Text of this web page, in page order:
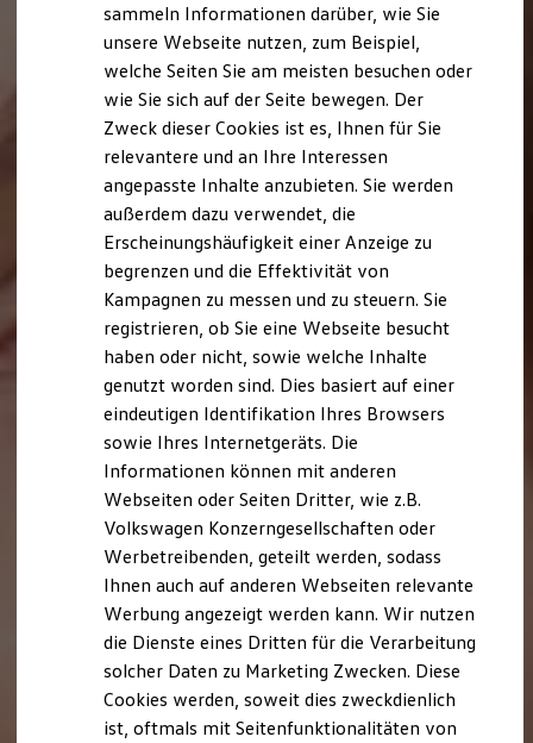
sammeln Informationen darüber, wie Sie
unsere Webseite nutzen, zum Beispiel,
welche Seiten Sie am meisten besuchen oder
wie Sie sich auf der Seite bewegen. Der
Zweck dieser Cookies ist es, Ihnen für Sie
relevantere und an Ihre Interessen
angepasste Inhalte anzubieten. Sie werden
außerdem dazu verwendet, die
Erscheinungshäufigkeit einer Anzeige zu
begrenzen und die Effektivität von
Kampagnen zu messen und zu steuern. Sie
registrieren, ob Sie eine Webseite besucht
haben oder nicht, sowie welche Inhalte
genutzt worden sind. Dies basiert auf einer
eindeutigen Identifikation Ihres Browsers
sowie Ihres Internetgeräts. Die
Informationen können mit anderen
Webseiten oder Seiten Dritter, wie z.B.
Volkswagen Konzerngesellschaften oder
Werbetreibenden, geteilt werden, sodass
Ihnen auch auf anderen Webseiten relevante
Werbung angezeigt werden kann. Wir nutzen
die Dienste eines Dritten für die Verarbeitung
solcher Daten zu Marketing Zwecken. Diese
Cookies werden, soweit dies zweckdienlich
ist, oftmals mit Seitenfunktionalitäten von